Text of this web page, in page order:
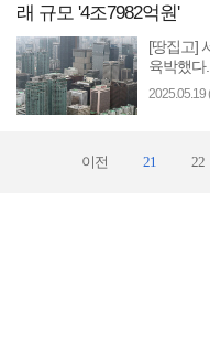
래 규모 '4조7982억원'
[땅집고]
육박했다
대 상업
서치센터
2025.05.19
이전 21 22